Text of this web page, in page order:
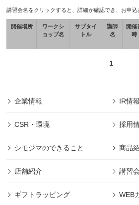
講習会名をクリックすると、詳細が確認でき、お申込
開催場所
ワークシ
ョップ名
サブタイ
トル
講師
名
開催
時
1
企業情報 IR情報
CSR・環境 採用
シモジマのできること 商品
店舗紹介 講習
ギフトラッピング WEB